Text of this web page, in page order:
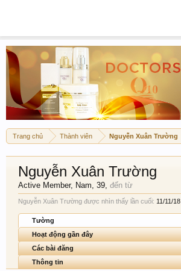
Trang chủ Thành viên Nguyễn Xuân Trường
Nguyễn Xuân Trường
Active Member, Nam, 39, đến từ
Nguyễn Xuân Trường được nhìn thấy lần cuối: 11/11/18
Tường
Hoạt động gần đây
Các bài đăng
Thông tin